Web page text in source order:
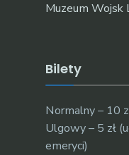
Muzeum Wojsk
Bilety
Normalny – 10
Ulgowy – 5 zł
emeryci)